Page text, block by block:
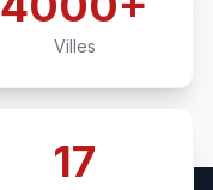
Villes
17